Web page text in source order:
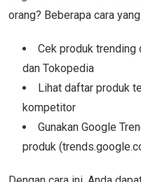
orang? Beberapa cara
Cek produk
dan Tokopedia
Lihat daftar produk
kompetitor
Gunakan Google
produk